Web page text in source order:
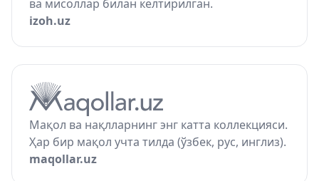
ва мисоллар билан келтирилган.
izoh.uz
Мақол ва нақлларнинг энг катта коллекцияси.
Ҳар бир мақол учта тилда (ўзбек, рус, инглиз).
maqollar.uz